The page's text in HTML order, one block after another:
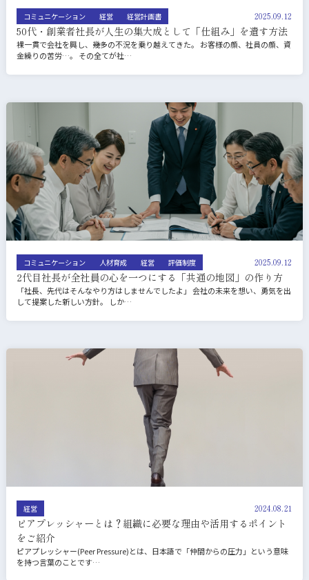
コミュニケーション 経営 経営計画書 2025.09.12
50代・創業者社長が人生の集大成として「仕組み」を遺す方法
裸一貫で会社を興し、幾多の不況を乗り越えてきた。 お客様の顔、社員の顔、資
金繰りの苦労…。 その全てが社…
コミュニケーション 人材育成 経営 評価制度 2025.09.12
2代目社長が全社員の心を一つにする「共通の地図」の作り方
「社長、先代はそんなやり方はしませんでしたよ」 会社の未来を想い、勇気を出
して提案した新しい方針。 しか…
経営 2024.08.21
ピアプレッシャーとは？組織に必要な理由や活用するポイント
をご紹介
ピアプレッシャー(Peer Pressure)とは、日本語で「仲間からの圧力」という意味
を持つ言葉のことです…